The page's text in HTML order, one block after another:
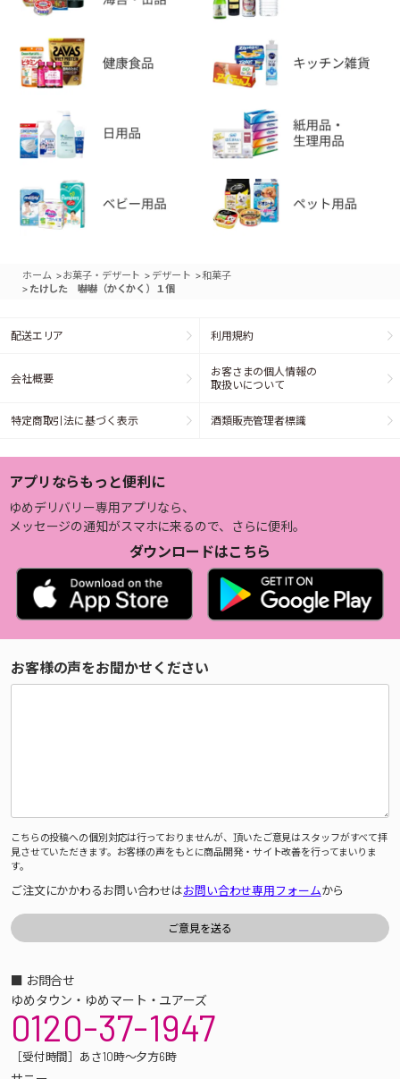
ホーム >お菓子・デザート > デザート >和菓子
> たけした 嚇嚇（かくかく）１個
配送エリア 利用規約
会社概要
お客さまの個人情報の
取扱いについて
特定商取引法に基づく表示 酒類販売管理者標識
アプリならもっと便利に
ゆめデリバリー専用アプリなら、
メッセージの通知がスマホに来るので、さらに便利。
ダウンロードはこちら
お客様の声をお聞かせください
こちらの投稿への個別対応は行っておりませんが、頂いたご意見はスタッフがすべて拝
見させていただきます。お客様の声をもとに商品開発・サイト改善を行ってまいりま
す。
ご注文にかかわるお問い合わせはお問い合わせ専用フォームから
■ お問合せ
ゆめタウン・ゆめマート・ユアーズ
0120-37-1947
［受付時間］あさ10時～夕方6時